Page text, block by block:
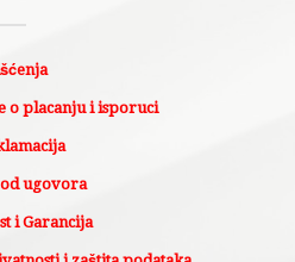
o placanju i isporuci
ugovora
i Garancija